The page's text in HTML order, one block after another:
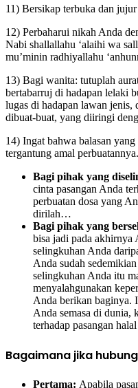
11) Bersikap terbuka dan jujur
12) Perbaharui nikah Anda
Nabi shallallahu ‘alaihi wa
mu’minin radhiyallahu
13) Bagi wanita: tutuplah
bertabarruj di hadapan lelaki
lugas di hadapan lawan jenis,
dibuat-buat, yang diiringi
14) Ingat bahwa balasan
tergantung amal perbuatannya.
Bagi pihak yang
cinta pasangan Anda
perbuatan dosa yang
dirilah…
Bagi pihak yang
bisa jadi pada akhirnya
selingkuhan Anda
Anda sudah
selingkuhan Anda itu
menyalahgunakan
Anda berikan baginya.
Anda semasa di dunia,
terhadap pasangan
Bagaimana jika
Pertama: Apabila